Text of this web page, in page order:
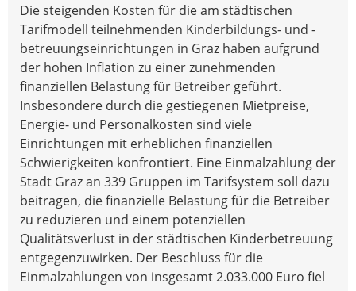
Die steigenden Kosten für die am städtischen
Tarifmodell teilnehmenden Kinderbildungs- und -
betreuungseinrichtungen in Graz haben aufgrund
der hohen Inflation zu einer zunehmenden
finanziellen Belastung für Betreiber geführt.
Insbesondere durch die gestiegenen Mietpreise,
Energie- und Personalkosten sind viele
Einrichtungen mit erheblichen finanziellen
Schwierigkeiten konfrontiert. Eine Einmalzahlung der
Stadt Graz an 339 Gruppen im Tarifsystem soll dazu
beitragen, die finanzielle Belastung für die Betreiber
zu reduzieren und einem potenziellen
Qualitätsverlust in der städtischen Kinderbetreuung
entgegenzuwirken. Der Beschluss für die
Einmalzahlungen von insgesamt 2.033.000 Euro fiel